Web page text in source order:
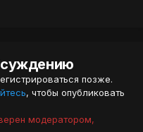
позже.
, чтобы опубликовать
модератором,